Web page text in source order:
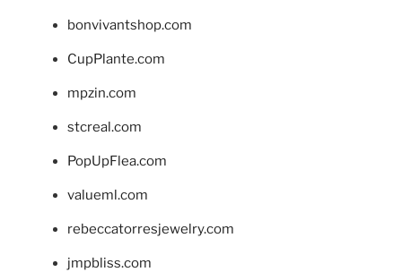
bonvivantshop.com
CupPlante.com
mpzin.com
stcreal.com
PopUpFlea.com
valueml.com
rebeccatorresjewelry.com
jmpbliss.com